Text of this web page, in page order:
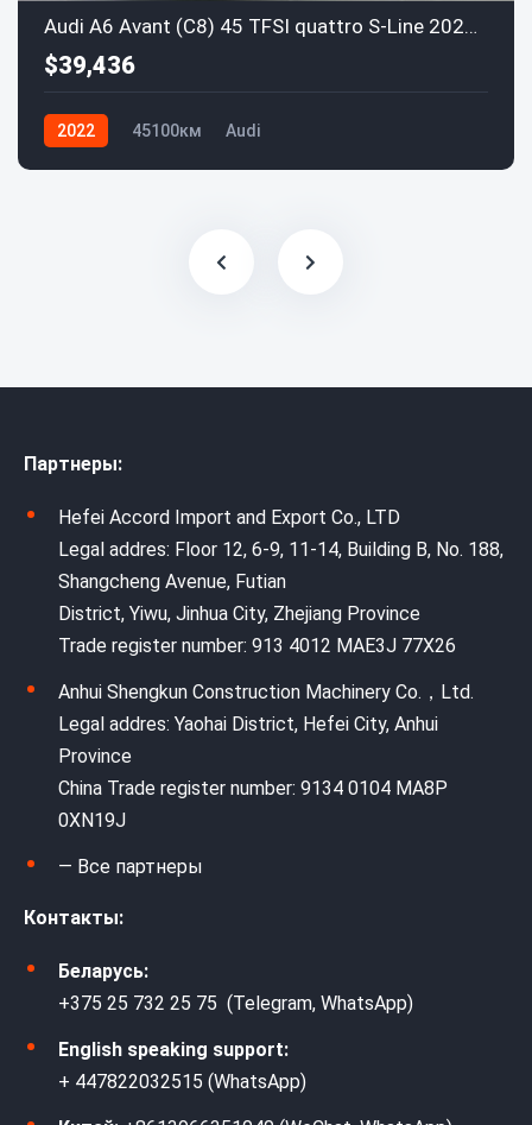
Audi A6 Avant (C8) 45 TFSI quattro S-Line 2022 года
$39,436
2022 45100км Audi
Партнеры:
Hefei Accord Import and Export Co., LTD
Legal addres: Floor 12, 6-9, 11-14, Building B, No. 188,
Shangcheng Avenue, Futian
District, Yiwu, Jinhua City, Zhejiang Province
Trade register number: 913 4012 MAE3J 77X26
Anhui Shengkun Construction Machinery Co.，Ltd.
Legal addres: Yaohai District, Hefei City, Anhui
Province
China Trade register number: 9134 0104 MA8P
0XN19J
— Все партнеры
Контакты:
Беларусь:
+375 25 732 25 75 (Telegram, WhatsApp)
English speaking support:
+ 447822032515 (WhatsApp)